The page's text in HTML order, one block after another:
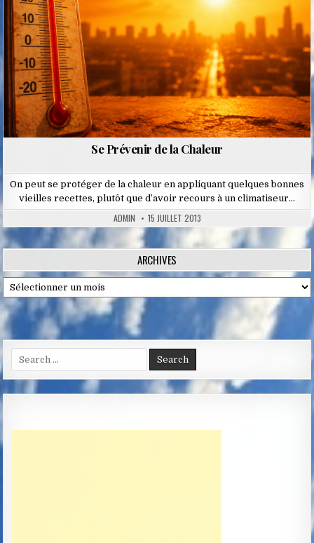
Se Prévenir de la Chaleur
On peut se protéger de la chaleur en appliquant quelques bonnes
vieilles recettes, plutôt que d’avoir recours à un climatiseur…
ADMIN 15 JUILLET 2013
ARCHIVES
Archives
for: